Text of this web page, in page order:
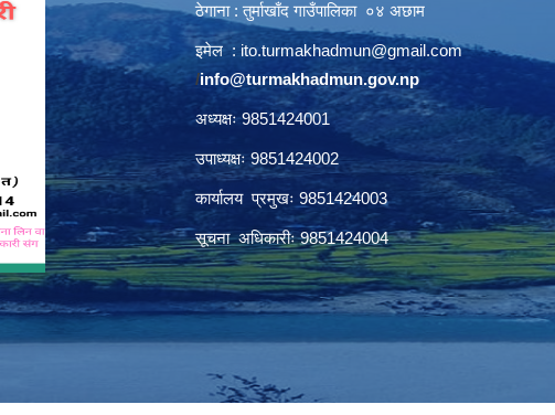
ठेगाना : तुर्माखाँद गाउँपालिका ०४ अछाम
इमेल : ito.turmakhadmun@gmail.com
/info@turmakhadmun.gov.np
अध्यक्षः 9851424001
उपाध्यक्षः 9851424002
कार्यालय प्रमुखः 9851424003
सूचना अधिकारीः 9851424004